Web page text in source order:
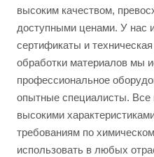
высоким качеством,
доступными ценами. У нас
сертификаты и
обработки материалов мы
профессиональное
опытные специалисты. Все
высокими
требованиям по
использовать в любых